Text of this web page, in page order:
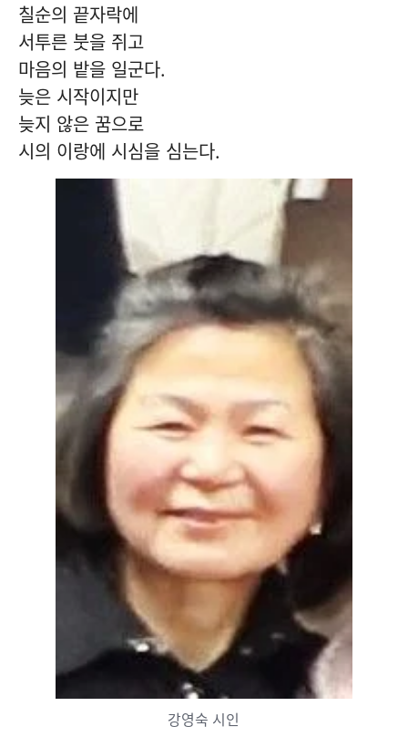
칠순의 끝자락에
서투른 붓을 쥐고
마음의 밭을 일군다.
늦은 시작이지만
늦지 않은 꿈으로
시의 이랑에 시심을 심는다.
강영숙 시인